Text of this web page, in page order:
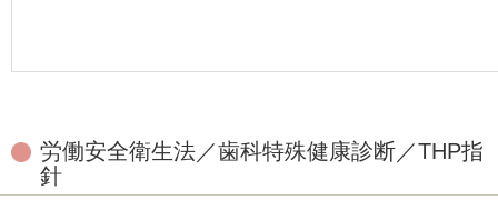
労働安全衛生法／歯科特殊健康診断／THP指
針